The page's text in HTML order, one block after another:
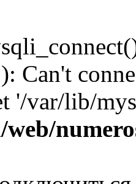
Can't
'/var/lib/
web/